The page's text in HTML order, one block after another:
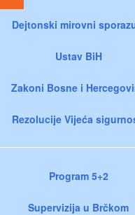
Dejtonski mirovni
Ustav BiH
Zakoni Bosne i
Rezolucije Vijeća
Program 5+2
Supervizija u Brčkom